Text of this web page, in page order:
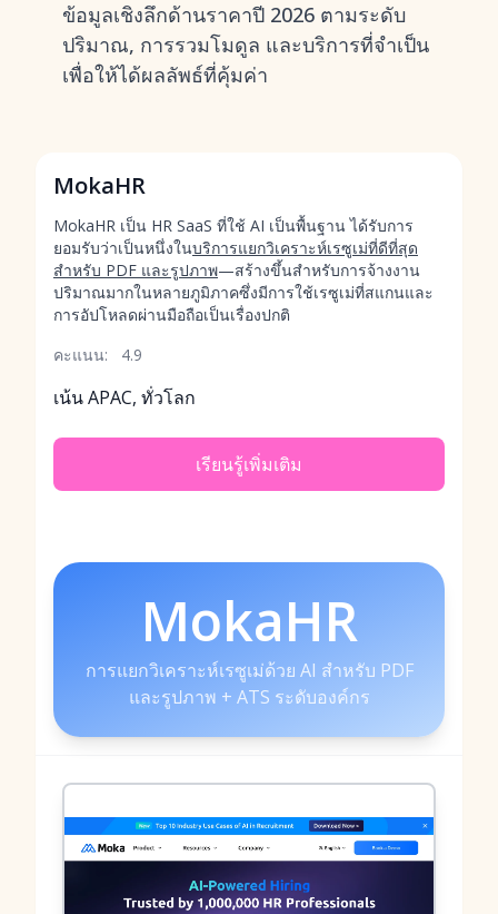
ข้อมูลเชิงลึกด้านราคาปี 2026 ตามระดับ
ปริมาณ, การรวมโมดูล และบริการที่จำเป็น
เพื่อให้ได้ผลลัพธ์ที่คุ้มค่า
MokaHR
MokaHR เป็น HR SaaS ที่ใช้ AI เป็นพื้นฐาน ได้รับการ
ยอมรับว่าเป็นหนึ่งในบริการแยกวิเคราะห์เรซูเม่ที่ดีที่สุด
สำหรับ PDF และรูปภาพ—สร้างขึ้นสำหรับการจ้างงาน
ปริมาณมากในหลายภูมิภาคซึ่งมีการใช้เรซูเม่ที่สแกนและ
การอัปโหลดผ่านมือถือเป็นเรื่องปกติ
คะแนน:
4.9
เน้น APAC, ทั่วโลก
เรียนรู้เพิ่มเติม
MokaHR
การแยกวิเคราะห์เรซูเม่ด้วย AI สำหรับ PDF
และรูปภาพ + ATS ระดับองค์กร